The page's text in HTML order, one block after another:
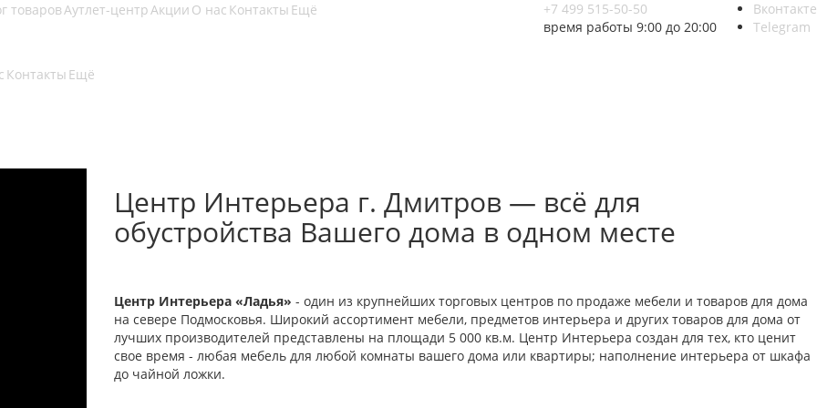
Вконтакте
Telegram
+7 499 515-50-50
время работы 9:00 до 20:00
товаровАутлет-центрАкции О нас Контакты Ещё
Контакты Ещё
Центр Интерьера г. Дмитров — всё для
обустройства Вашего дома в одном месте
Центр Интерьера «Ладья» - один из крупнейших торговых центров по продаже мебели и товаров для дома
на севере Подмосковья. Широкий ассортимент мебели, предметов интерьера и других товаров для дома от
лучших производителей представлены на площади 5 000 кв.м. Центр Интерьера создан для тех, кто ценит
свое время - любая мебель для любой комнаты вашего дома или квартиры; наполнение интерьера от шкафа
до чайной ложки.